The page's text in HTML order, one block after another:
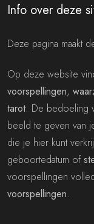
Info over deze
Deze pagina maakt
Op deze website
voorspellingen,
tarot. De bedoeling
beeld te geven van
die je hier kunt
geboortedatum of
voorspellingen
voorspellingen.